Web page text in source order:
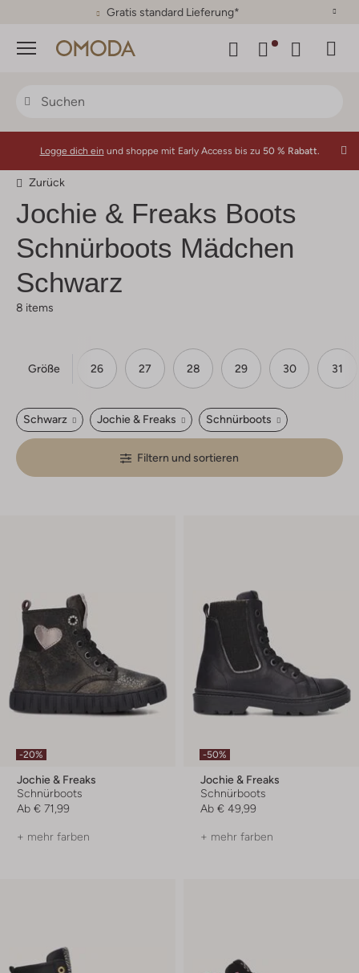
30 Tage Rückgaberecht
Menü
Logge dich ein und shoppe mit Early Access bis zu 50 % Rabatt.
Zurück
Jochie & Freaks Boots
Schnürboots Mädchen
Schwarz
8 items
Größe
25 26 27 28 29 30 31
Schwarz Jochie & Freaks Schnürboots
Filtern und sortieren
-20%
Jochie & Freaks
Schnürboots
Ab € 71,99
+ mehr farben
-50%
Jochie & Freaks
Schnürboots
Ab € 49,99
+ mehr farben